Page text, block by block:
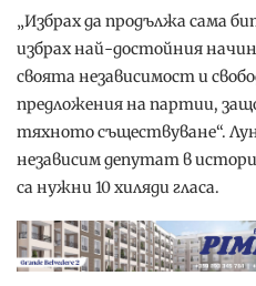
„Избрах да продължа сама
избрах най-достойния
своята независимост и
предложения на партии,
тяхното съществуване“.
независим депутат в
са нужни 10 хиляди гласа.